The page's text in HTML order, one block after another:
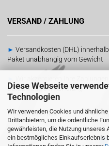
Diese Webseite
Technologien
Wir verwenden Cookies und
Drittanbietern, um die ordentliche
gewährleisten, die Nutzung unseres
ein bestmögliches Einkaufserlebnis
VERSAND / ZAHLUNG
► Versandkosten (DHL)
Paket unabhängig vom Gewicht
Barzahlung bei Abholung
RECHTLICHES
-AGB